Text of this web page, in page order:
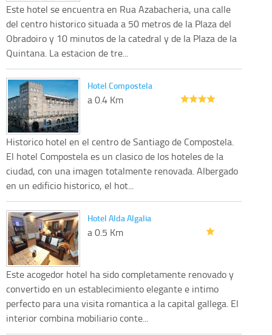
Este hotel se encuentra en Rua Azabacheria, una calle
del centro historico situada a 50 metros de la Plaza del
Obradoiro y 10 minutos de la catedral y de la Plaza de la
Quintana. La estacion de tre...
Hotel Compostela
a 0.4 Km
Historico hotel en el centro de Santiago de Compostela.
El hotel Compostela es un clasico de los hoteles de la
ciudad, con una imagen totalmente renovada. Albergado
en un edificio historico, el hot...
Hotel Alda Algalia
a 0.5 Km
Este acogedor hotel ha sido completamente renovado y
convertido en un establecimiento elegante e intimo
perfecto para una visita romantica a la capital gallega. El
interior combina mobiliario conte...